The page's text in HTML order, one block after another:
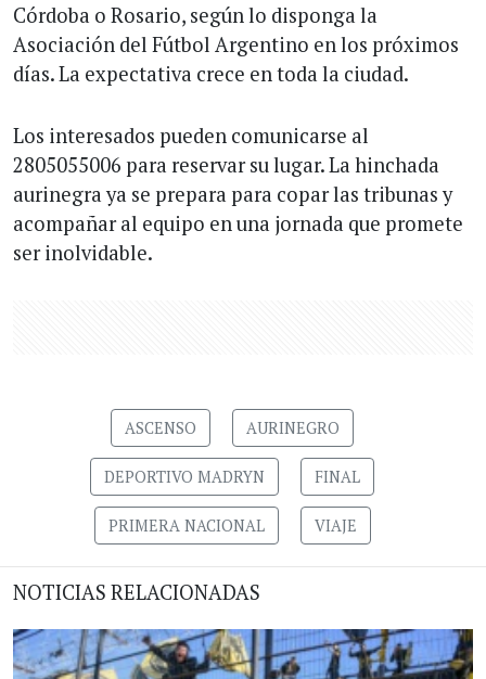
Córdoba o Rosario, según lo disponga la
Asociación del Fútbol Argentino en los próximos
días. La expectativa crece en toda la ciudad.
Los interesados pueden comunicarse al
2805055006 para reservar su lugar. La hinchada
aurinegra ya se prepara para copar las tribunas y
acompañar al equipo en una jornada que promete
ser inolvidable.
ASCENSO AURINEGRO
DEPORTIVO MADRYN FINAL
PRIMERA NACIONAL VIAJE
NOTICIAS RELACIONADAS